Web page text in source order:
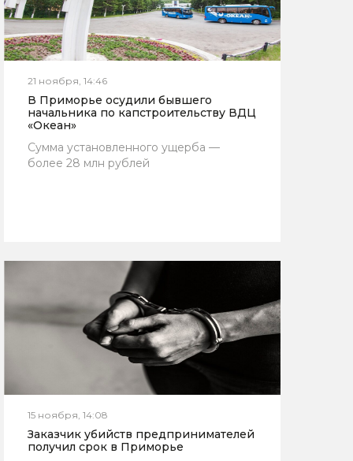
21 ноября, 14:46
В Приморье осудили бывшего
начальника по капстроительству ВДЦ
«Океан»
Сумма установленного ущерба —
более 28 млн рублей
15 ноября, 14:08
Заказчик убийств предпринимателей
получил срок в Приморье